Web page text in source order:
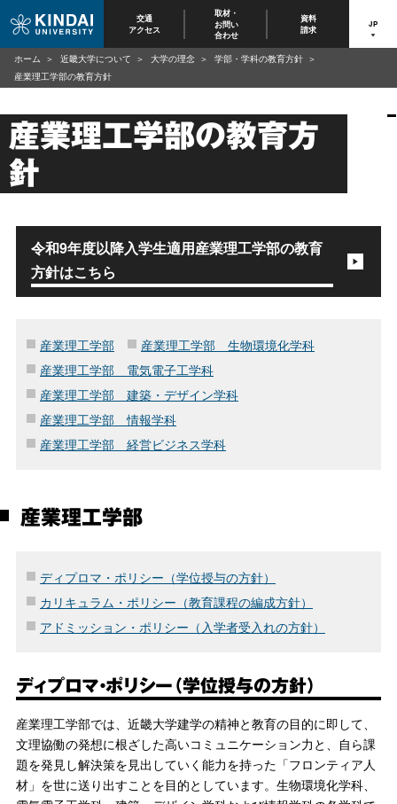
交通
アクセス
取材・
お問い
合わせ
資料
請求
JP
産業理工学部の教育方
針
令和9年度以降入学生適用産業理工学部の教育
方針はこちら
産業理工学部
産業理工学部 生物環境化学科
産業理工学部 電気電子工学科
産業理工学部 建築・デザイン学科
産業理工学部 情報学科
産業理工学部 経営ビジネス学科
産業理工学部
ディプロマ・ポリシー（学位授与の方針）
カリキュラム・ポリシー（教育課程の編成方針）
アドミッション・ポリシー（入学者受入れの方針）
ディプロマ・ポリシー（学位授与の方針）
産業理工学部では、近畿大学建学の精神と教育の目的に即して、
文理協働の発想に根ざした高いコミュニケーション力と、自ら課
題を発見し解決策を見出していく能力を持った「フロンティア人
材」を世に送り出すことを目的としています。生物環境化学科、
ホーム 近畿大学について 大学の理念
学部・学科の教育方針
産業理工学部の教育方針